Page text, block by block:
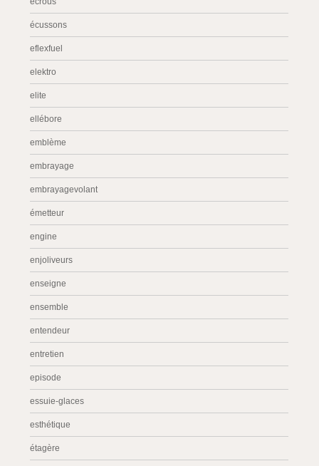
écussons
eflexfuel
elektro
elite
ellébore
emblème
embrayage
embrayagevolant
émetteur
engine
enjoliveurs
enseigne
ensemble
entendeur
entretien
episode
essuie-glaces
esthétique
étagère